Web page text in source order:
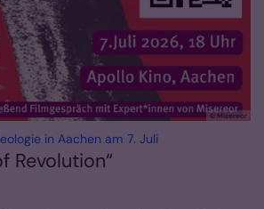
© Misereor
in Aachen am 7. Juli:
Revolution“